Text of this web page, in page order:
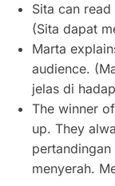
Sita can
(Sita dapat
Marta
audience.
jelas di
The winner
up. They
menyerah.